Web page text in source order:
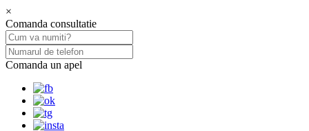
×
Comanda consultatie
Comanda un apel